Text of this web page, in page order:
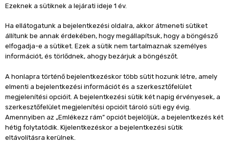
Ezeknek a sütiknek a lejárati ideje 1 év.
Ha ellátogatunk a bejelentkezési oldalra, akkor átmeneti sütiket
állítunk be annak érdekében, hogy megállapítsuk, hogy a böngésző
elfogadja-e a sütiket. Ezek a sütik nem tartalmaznak személyes
információt, és törlődnek, ahogy bezárjuk a böngészőt.
A honlapra történő bejelentkezéskor több sütit hozunk létre, amely
elmenti a bejelentkezési információt és a szerkesztőfelület
megjelenítési opcióit. A bejelentkezési sütik két napig érvényesek, a
szerkesztőfelület megjelenítési opcióit tároló süti egy évig.
Amennyiben az „Emlékezz rám” opciót bejelöljük, a bejelentkezés két
hétig folytatódik. Kijelentkezéskor a bejelentkezési sütik
eltávolításra kerülnek.